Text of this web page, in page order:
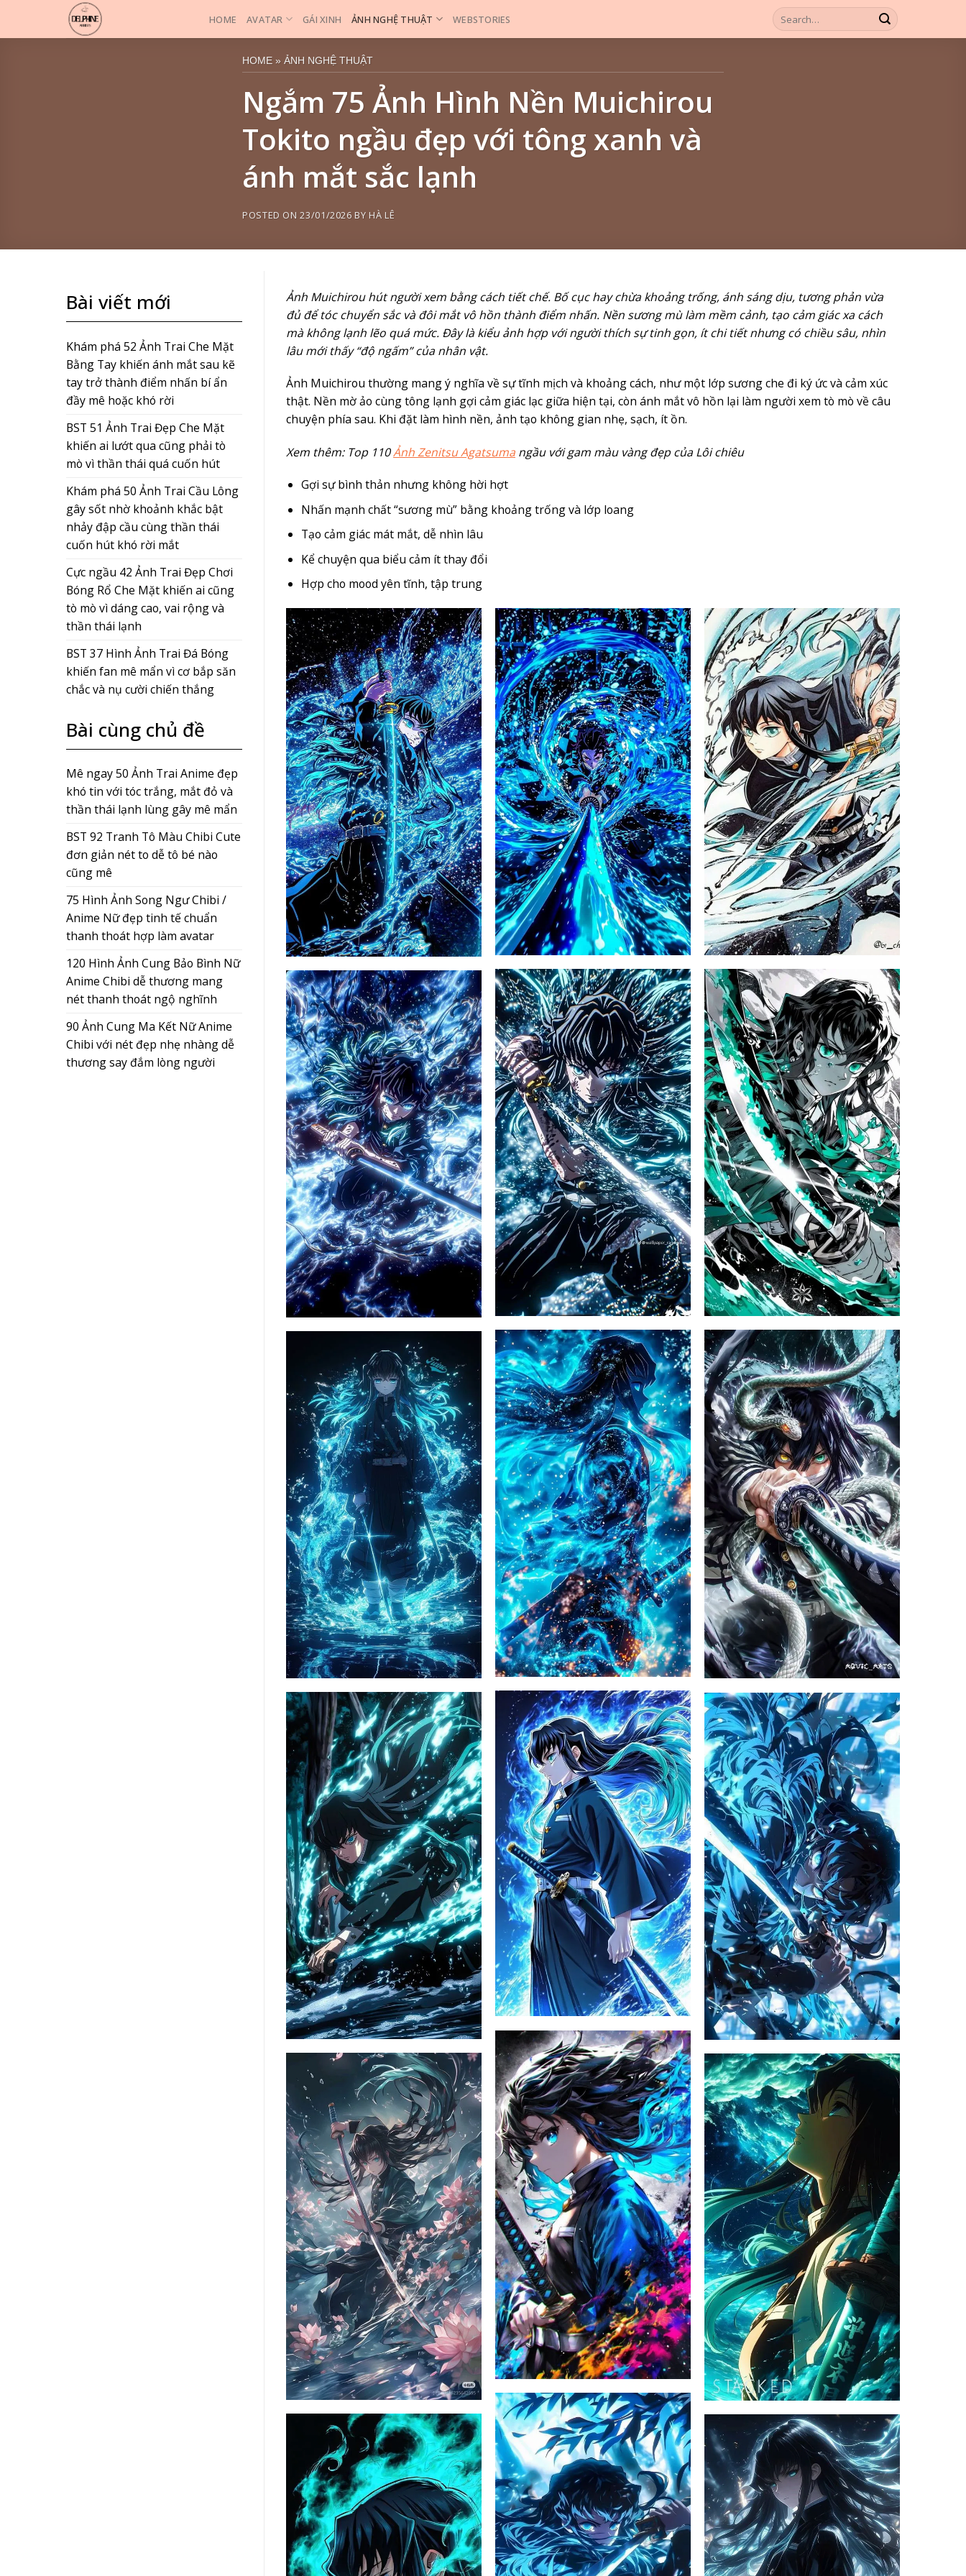
HOME AVATAR GÁI XINH ẢNH NGHỆ THUẬT WEBSTORIES
HOME » ẢNH NGHỆ THUẬT
Ngắm 75 Ảnh Hình Nền Muichirou
Tokito ngầu đẹp với tông xanh và
ánh mắt sắc lạnh
POSTED ON23/01/2026 BY HÀ LÊ
Bài viết mới
Khám phá 52 Ảnh Trai Che Mặt
Bằng Tay khiến ánh mắt sau kẽ
tay trở thành điểm nhấn bí ẩn
đầy mê hoặc khó rời
BST 51 Ảnh Trai Đẹp Che Mặt
khiến ai lướt qua cũng phải tò
mò vì thần thái quá cuốn hút
Khám phá 50 Ảnh Trai Cầu Lông
gây sốt nhờ khoảnh khắc bật
nhảy đập cầu cùng thần thái
cuốn hút khó rời mắt
Cực ngầu 42 Ảnh Trai Đẹp Chơi
Bóng Rổ Che Mặt khiến ai cũng
tò mò vì dáng cao, vai rộng và
thần thái lạnh
BST 37 Hình Ảnh Trai Đá Bóng
khiến fan mê mẩn vì cơ bắp săn
chắc và nụ cười chiến thắng
Bài cùng chủ đề
Mê ngay 50 Ảnh Trai Anime đẹp
khó tin với tóc trắng, mắt đỏ và
thần thái lạnh lùng gây mê mẩn
BST 92 Tranh Tô Màu Chibi Cute
đơn giản nét to dễ tô bé nào
cũng mê
75 Hình Ảnh Song Ngư Chibi /
Anime Nữ đẹp tinh tế chuẩn
thanh thoát hợp làm avatar
120 Hình Ảnh Cung Bảo Bình Nữ
Anime Chibi dễ thương mang
nét thanh thoát ngộ nghĩnh
90 Ảnh Cung Ma Kết Nữ Anime
Chibi với nét đẹp nhẹ nhàng dễ
thương say đắm lòng người
Ảnh Muichirou hút người xem bằng cách tiết chế. Bố cục hay chừa khoảng trống, ánh sáng dịu, tương phản vừa
đủ để tóc chuyển sắc và đôi mắt vô hồn thành điểm nhấn. Nền sương mù làm mềm cảnh, tạo cảm giác xa cách
mà không lạnh lẽo quá mức. Đây là kiểu ảnh hợp với người thích sự tinh gọn, ít chi tiết nhưng có chiều sâu, nhìn
lâu mới thấy “độ ngấm” của nhân vật.
Ảnh Muichirou thường mang ý nghĩa về sự tĩnh mịch và khoảng cách, như một lớp sương che đi ký ức và cảm xúc
thật. Nền mờ ảo cùng tông lạnh gợi cảm giác lạc giữa hiện tại, còn ánh mắt vô hồn lại làm người xem tò mò về câu
chuyện phía sau. Khi đặt làm hình nền, ảnh tạo không gian nhẹ, sạch, ít ồn.
Xem thêm: Top 110Ảnh Zenitsu Agatsuma ngầu với gam màu vàng đẹp của Lôi chiêu
Gợi sự bình thản nhưng không hời hợt
Nhấn mạnh chất “sương mù” bằng khoảng trống và lớp loang
Tạo cảm giác mát mắt, dễ nhìn lâu
Kể chuyện qua biểu cảm ít thay đổi
Hợp cho mood yên tĩnh, tập trung